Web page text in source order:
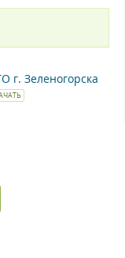
г. Зеленогорска